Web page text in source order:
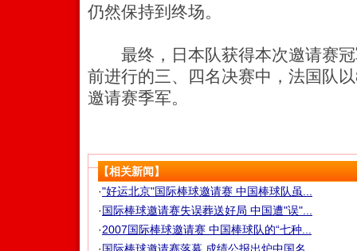
仍然保持到终场。
最终，日本队获得本次邀请赛冠
前进行的三、四名决赛中，法国队
邀请赛季军。
【相关新闻】
·"好运北京"国际棒球邀请赛 中国棒球队虽...
·国际棒球邀请赛失误葬送好局 中国遭"误"...
·2007国际棒球邀请赛 中国棒球队的“七种...